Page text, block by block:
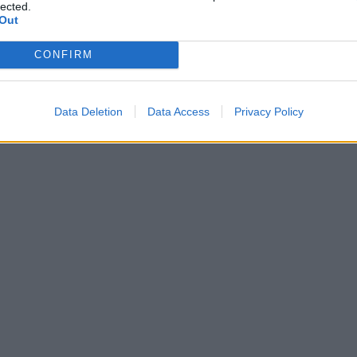
CONFIRM
Data Deletion Data Access Privacy Policy